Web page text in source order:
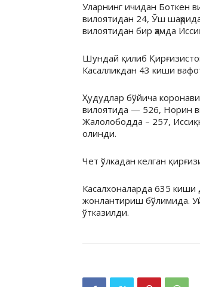
Уларнинг ичидан Боткен
вилоятидан 24, Ўш
вилоятидан бир ҳамда
Шундай қилиб
Касалликдан 43 киши
Ҳудудлар бўйича
вилоятида — 526, Норин
Жалолободда – 257,
олинди.
Чет ўлкадан келган
Касалхоналарда 635 киши
жонлантириш бўлимида.
ўтказилди.